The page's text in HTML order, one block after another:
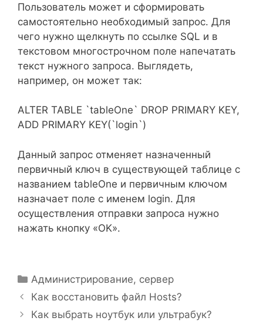
Пользователь может и сформировать
самостоятельно необходимый запрос. Для
чего нужно щелкнуть по ссылке SQL и в
текстовом многострочном поле напечатать
текст нужного запроса. Выглядеть,
например, он может так:
ALTER TABLE `tableOne` DROP PRIMARY KEY,
ADD PRIMARY KEY(`login`)
Данный запрос отменяет назначенный
первичный ключ в существующей таблице с
названием tableOne и первичным ключом
назначает поле с именем login. Для
осуществления отправки запроса нужно
нажать кнопку «OK».
Рубрики
Администрирование, сервер
Как восстановить файл Hosts?
Как выбрать ноутбук или ультрабук?